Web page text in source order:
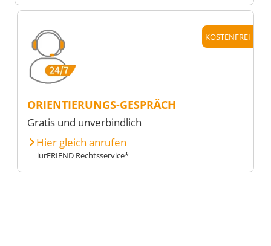
KOSTENFREI
ORIENTIERUNGS-GESPRÄCH
Gratis und unverbindlich
Hier gleich anrufen
iurFRIEND Rechtsservice*